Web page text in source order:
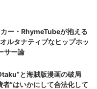
ー・RhymeTubeが抱える
ルタナティブなヒップホッ
サー論
と海賊版漫画の破局
”はいかにして合法化して